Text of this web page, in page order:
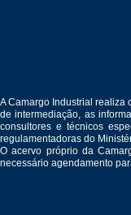
A Camargo Industrial realiza
de intermediação, as
consultores e técnicos
regulamentadoras do
O acervo próprio da
necessário agendamento